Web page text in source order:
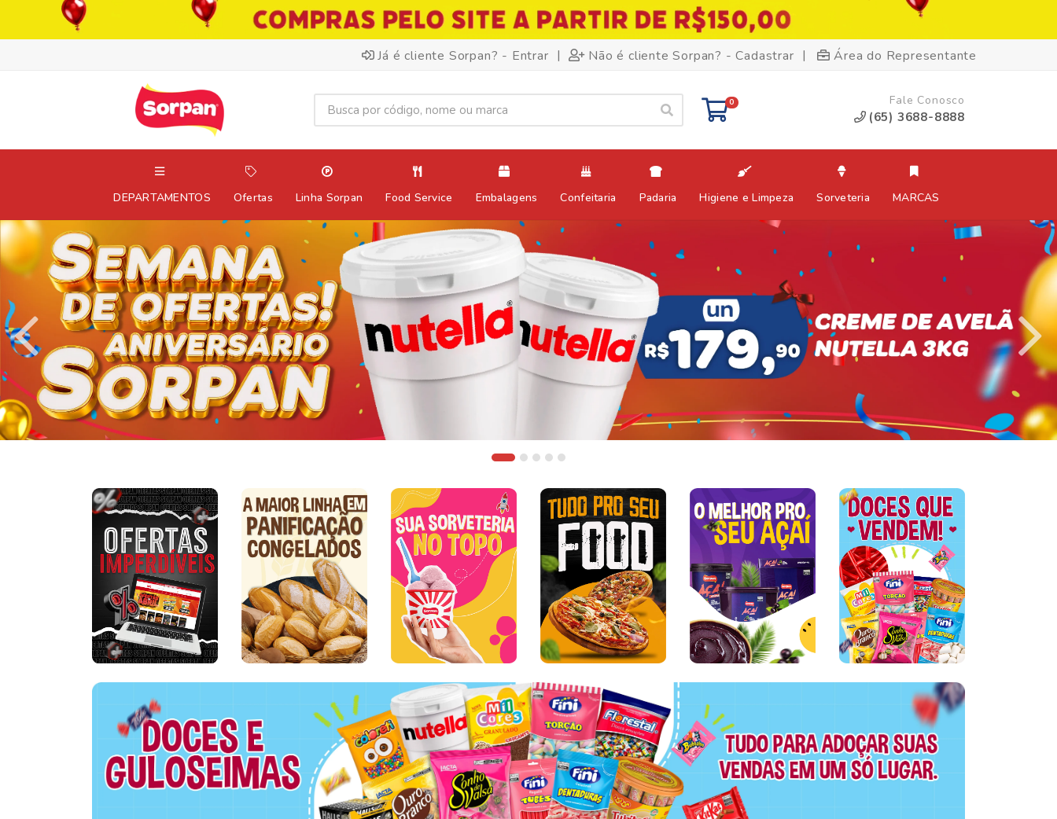
Já é cliente Sorpan? - Entrar | Não é cliente Sorpan? - Cadastrar | Área do Representante
0 Fale Conosco
(65) 3688-8888
DEPARTAMENTOS Ofertas Linha Sorpan Food Service Embalagens Confeitaria Padaria Higiene e Limpeza Sorveteria MARCAS